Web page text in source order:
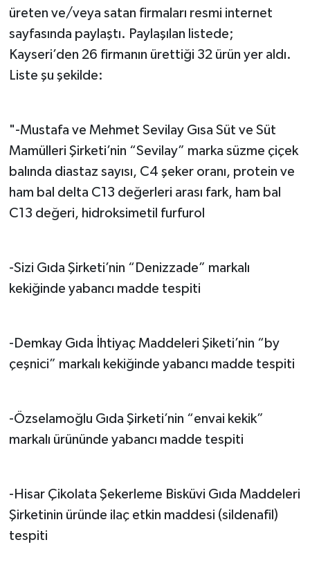
üreten ve/veya satan firmaları resmi internet
sayfasında paylaştı. Paylaşılan listede;
Kayseri’den 26 firmanın ürettiği 32 ürün yer aldı.
Liste şu şekilde:
"-Mustafa ve Mehmet Sevilay Gısa Süt ve Süt
Mamülleri Şirketi’nin “Sevilay” marka süzme çiçek
balında diastaz sayısı, C4 şeker oranı, protein ve
ham bal delta C13 değerleri arası fark, ham bal
C13 değeri, hidroksimetil furfurol
-Sizi Gıda Şirketi’nin “Denizzade” markalı
kekiğinde yabancı madde tespiti
-Demkay Gıda İhtiyaç Maddeleri Şiketi’nin “by
çeşnici” markalı kekiğinde yabancı madde tespiti
-Özselamoğlu Gıda Şirketi’nin “envai kekik”
markalı ürününde yabancı madde tespiti
-Hisar Çikolata Şekerleme Bisküvi Gıda Maddeleri
Şirketinin üründe ilaç etkin maddesi (sildenafil)
tespiti